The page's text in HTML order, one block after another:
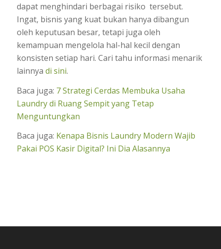
dapat menghindari berbagai risiko tersebut.
Ingat, bisnis yang kuat bukan hanya dibangun
oleh keputusan besar, tetapi juga oleh
kemampuan mengelola hal-hal kecil dengan
konsisten setiap hari. Cari tahu informasi menarik
lainnya di sini.
Baca juga: 7 Strategi Cerdas Membuka Usaha
Laundry di Ruang Sempit yang Tetap
Menguntungkan
Baca juga: Kenapa Bisnis Laundry Modern Wajib
Pakai POS Kasir Digital? Ini Dia Alasannya